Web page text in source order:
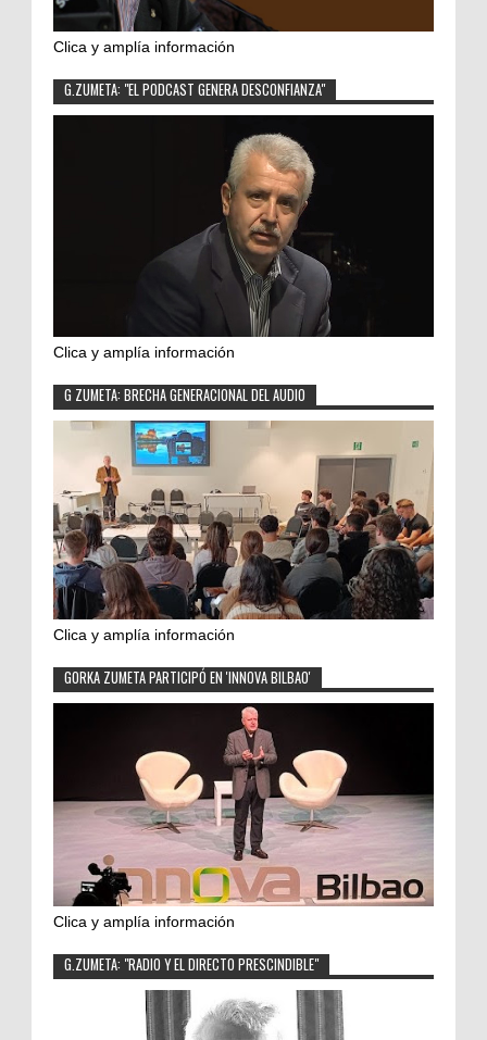
Clica y amplía información
G.ZUMETA: "EL PODCAST GENERA DESCONFIANZA"
Clica y amplía información
G ZUMETA: BRECHA GENERACIONAL DEL AUDIO
Clica y amplía información
GORKA ZUMETA PARTICIPÓ EN 'INNOVA BILBAO'
Clica y amplía información
G.ZUMETA: "RADIO Y EL DIRECTO PRESCINDIBLE"